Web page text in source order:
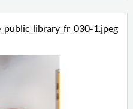
1.jpeg